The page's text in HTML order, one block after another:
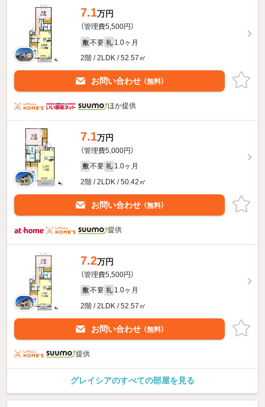
7.1万円
（管理費5,500円）
敷 不要 礼 1.0ヶ月
2階 / 2LDK / 52.57㎡
お問い合わせ （無料）
ほか提供
7.1万円
（管理費5,000円）
敷 不要 礼 1.0ヶ月
2階 / 2LDK / 50.42㎡
お問い合わせ （無料）
提供
7.2万円
（管理費5,500円）
敷 不要 礼 1.0ヶ月
2階 / 2LDK / 52.57㎡
お問い合わせ （無料）
提供
グレイシアのすべての部屋を見る